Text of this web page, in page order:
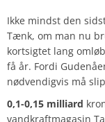
Ikke mindst den
Tænk, om man nu
kortsigtet lang
få år. Fordi
nødvendigvis må
0,1-0,15 milliard
vandkraftmagasin